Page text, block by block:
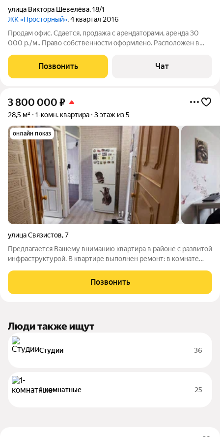
улица Виктора Шевелёва,18/1
ЖК «Просторный», 4 квартал 2016
Продам офис. Сдается, продажа с арендаторами, аренда 30
000 р./м.. Право собственности оформлено. Расположен в
инфраструктура, транспорт, МФЦ, супермаркеты. Офис
полностью оборудован, есть мини-кухня,
Позвонить Чат
3 800 000 ₽
28,5 м² 1-комн. квартира 3 этаж из 5
онлайн показ
улица Связистов,7
Предлагается Вашему вниманию квартира в районе с развитой
инфраструктурой. В квартире выполнен ремонт: в комнате
Поменяна электропроводка и сантехника. Один взрослый
собственник, подходит под
Позвонить
Люди также ищут
Студии 36
1-комнатные 25